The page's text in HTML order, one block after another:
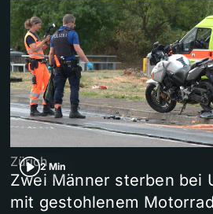
2 Min
Zürich
Zwei Männer sterben bei
mit gestohlenem